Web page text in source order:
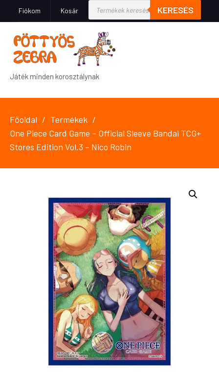
Fiókom Kosár KERESÉS
Játék minden korosztálynak
Főoldal
Termékek
One Piece Card Game – Official Sleeve Bandai TCG+
Stores Edition Vol.3 – Nico Robin